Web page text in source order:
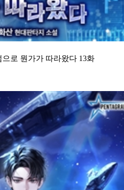
로 뭔가가 따라왔다 13화